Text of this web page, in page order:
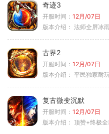
奇迹3
开服时间： 12月/07日
版本介绍： 法师全屏冰
古界2
开服时间： 12月/07日
版本介绍： 平民独家耐
复古微变沉默
开服时间： 12月/07日
版本介绍： 顶赞+终极